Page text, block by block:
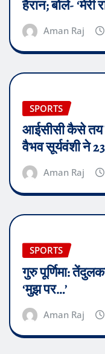
हैरान; बोले- ‘मेरी
Aman Raj
SPORTS
आईसीसी कैसे तय
वैभव सूर्यवंशी ने
Aman Raj
SPORTS
गुरु पूर्णिमा:
‘मुझ पर…’
Aman Raj